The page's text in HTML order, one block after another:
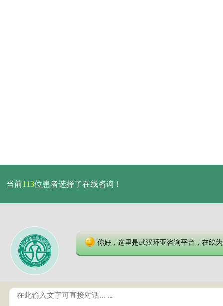
当前113位患者选择了在线咨询！
你好，这里是武汉环亚咨询平台，在线